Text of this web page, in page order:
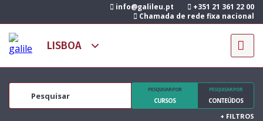
info@galileu.pt
+351 21 361 22 00
Chamada de rede fixa nacional
PESQUISAR POR
CURSOS
PESQUISAR POR
CONTEÚDOS
+ FILTROS